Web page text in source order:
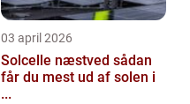
03 april 2026
Solcelle næstved sådan
får du mest ud af solen i
...